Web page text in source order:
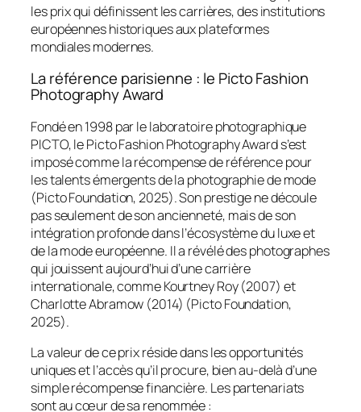
les prix qui définissent les carrières, des institutions
européennes historiques aux plateformes
mondiales modernes.
La référence parisienne : le Picto Fashion
Photography Award
Fondé en 1998 par le laboratoire photographique
PICTO, le Picto Fashion Photography Award s’est
imposé comme la récompense de référence pour
les talents émergents de la photographie de mode
(Picto Foundation, 2025). Son prestige ne découle
pas seulement de son ancienneté, mais de son
intégration profonde dans l’écosystème du luxe et
de la mode européenne. Il a révélé des photographes
qui jouissent aujourd’hui d’une carrière
internationale, comme Kourtney Roy (2007) et
Charlotte Abramow (2014) (Picto Foundation,
2025).
La valeur de ce prix réside dans les opportunités
uniques et l’accès qu’il procure, bien au-delà d’une
simple récompense financière. Les partenariats
sont au cœur de sa renommée :